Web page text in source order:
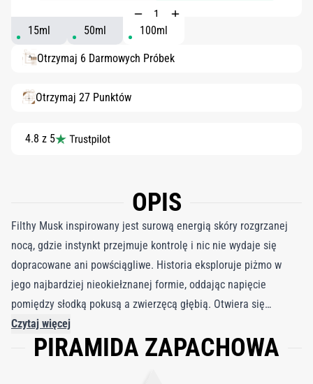
15ml 50ml 100ml
Otrzymaj 6 Darmowych Próbek
Otrzymaj 27 Punktów
4.8 z 5
OPIS
Filthy Musk inspirowany jest surową energią skóry rozgrzanej
nocą, gdzie instynkt przejmuje kontrolę i nic nie wydaje się
dopracowane ani powściągliwe. Historia eksploruje piżmo w
jego najbardziej nieokiełznanej formie, oddając napięcie
pomiędzy słodką pokusą a zwierzęcą głębią. Otwiera się
drażniącym wybuchem soczystego ananasa i złotego miodu,
jasnym, niemal niewinnym blaskiem, który sugeruje komfort,
Czytaj więcej
PIRAMIDA ZAPACHOWA